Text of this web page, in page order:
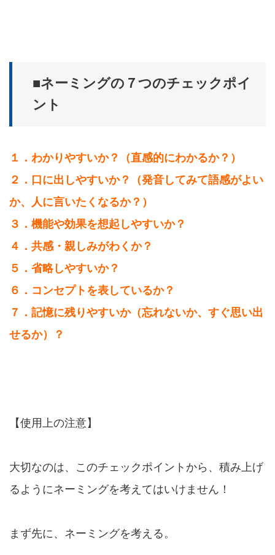
■ネーミングの７つのチェックポイ
ント
１．わかりやすいか？（直感的にわかるか？）
２．口に出しやすいか？（発音してみて語感がよい
か、人に言いたくなるか？）
３．機能や効果を想起しやすいか？
４．共感・親しみがわくか？
５．省略しやすいか？
６．コンセプトを表しているか？
７．記憶に残りやすいか（忘れないか、すぐ思い出
せるか）？
【使用上の注意】
大切なのは、このチェックポイントから、積み上げ
るようにネーミングを考えてはいけません！
まず先に、ネーミングを考える。